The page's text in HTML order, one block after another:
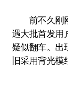
前不久刚刚
遇大批首发用
疑似翻车。出
旧采用背光模